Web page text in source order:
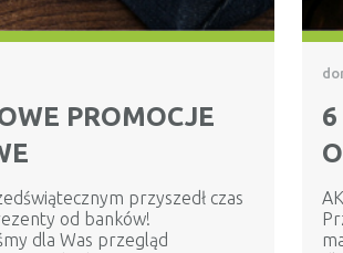
PROMOCJE
przyszedł czas
od banków!
dla Was przegląd
6